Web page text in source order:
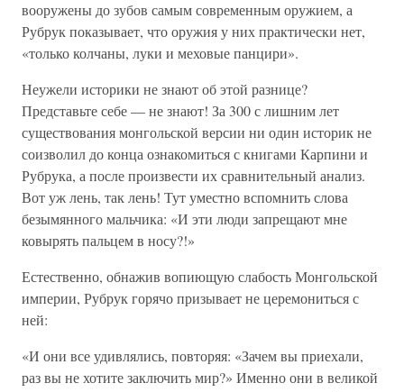
вооружены до зубов самым современным оружием, а
Рубрук показывает, что оружия у них практически нет,
«только колчаны, луки и меховые панцири».
Неужели историки не знают об этой разнице?
Представьте себе — не знают! За 300 с лишним лет
существования монгольской версии ни один историк не
соизволил до конца ознакомиться с книгами Карпини и
Рубрука, а после произвести их сравнительный анализ.
Вот уж лень, так лень! Тут уместно вспомнить слова
безымянного мальчика: «И эти люди запрещают мне
ковырять пальцем в носу?!»
Естественно, обнажив вопиющую слабость Монгольской
империи, Рубрук горячо призывает не церемониться с
ней:
«И они все удивлялись, повторяя: «Зачем вы приехали,
раз вы не хотите заключить мир?» Именно они в великой